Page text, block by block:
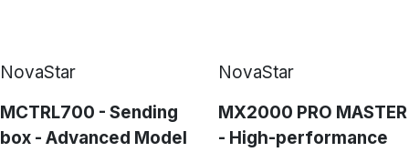
NovaStar
MCTRL700 - Sending
box - Advanced Model
NovaStar
MX2000 PRO MASTER
- High-performance